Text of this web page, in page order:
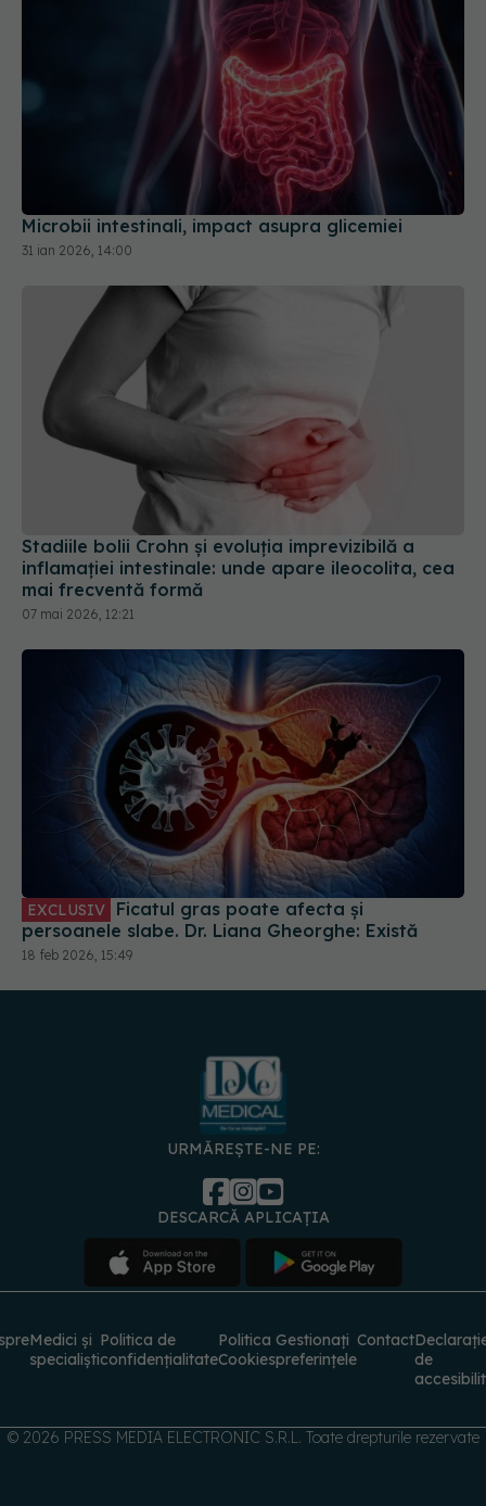
Microbii intestinali, impact asupra glicemiei
Stadiile bolii Crohn și evoluția imprevizibilă a
inflamației intestinale: unde apare ileocolita, cea
mai frecventă formă
07 mai 2026, 12:21
EXCLUSIV
Ficatul gras poate afecta și
persoanele slabe. Dr. Liana Gheorghe: Există
18 feb 2026, 15:49
URMĂREȘTE-NE PE:
Medici și Politica de
Politica Gestionați Contact
© 2026 PRESS MEDIA ELECTRONIC S.R.L. Toate drepturile rezervate